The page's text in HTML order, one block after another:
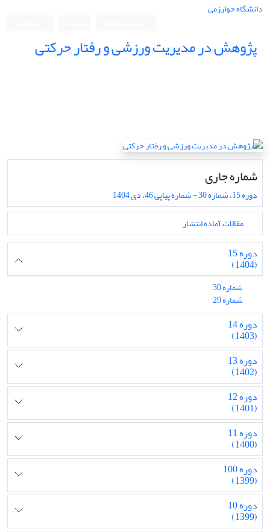
دانشگاه خوارزمی
پژوهش در مدیریت ورزشی و رفتار حرکتی
شماره جاری
دوره 15، شماره 30 - شماره پیاپی 46، دی 1404
مقالات آماده انتشار
دوره 15
(1404)
شماره 30
شماره 29
دوره 14
(1403)
دوره 13
(1402)
دوره 12
(1401)
دوره 11
(1400)
دوره 100
(1399)
دوره 10
(1399)